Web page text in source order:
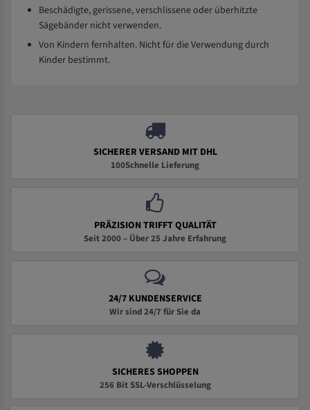
Beschädigte, gerissene, verschlissene oder überhitzte
Sägebänder nicht verwenden.
Von Kindern fernhalten. Nicht für die Verwendung durch
Kinder bestimmt.
SICHERER VERSAND MIT DHL
100Schnelle Lieferung
PRÄZISION TRIFFT QUALITÄT
Seit 2000 – Über 25 Jahre Erfahrung
24/7 KUNDENSERVICE
Wir sind 24/7 für Sie da
SICHERES SHOPPEN
256 Bit SSL-Verschlüsselung